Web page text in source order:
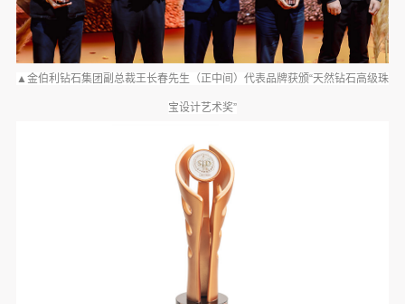
▲金伯利钻石集团副总裁王长春先生（正中间）代表品牌获颁“天然钻石高级珠
宝设计艺术奖”